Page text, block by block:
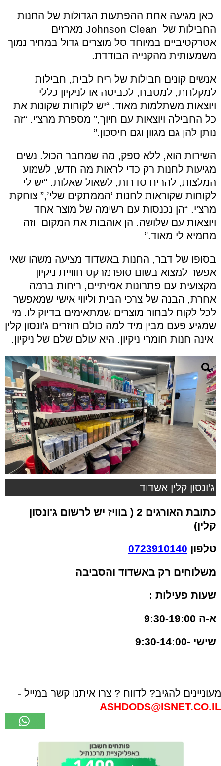
כאן מגיעה אחת ההפתעות הגדולות של החנות
החבילות של
מארזים
אטרקטיביים במיוחד סל מוצרים גדול במחיר נמוך
משמעותית מהקנייה הבודדת.
אנשים קונים חבילות של ריח לבית, חבילות
למקלחת, למטבח, לכביסה או לניקיון כללי
ויוצאות משתלמות מאוד. “יש לקוחות שקונות את
כל החבילה ויוצאות עם חיוך,” מספרת מרצ'י. “זה
נותן להן גם מגוון וגם חיסכון.”
השירות הוא, ללא ספק, מה שמחבר הכול. נשים
מגיעות לחנות רק כדי לראות מה חדש, לשמוע
המלצות, להריח סדרות, לשאול שאלות. “יש לי
לקוחות שקוראות לחנות ‘הממתקים שלי’,” צוחקת
מרצ'י. “הן נכנסות עם רשימה של מוצר אחד
ויוצאות עם שלושה. הן אוהבות את המקום וזה
מחמיא לי מאוד.”
בסופו של דבר, החנות באשדוד מציעה משהו שאי
אפשר למצוא בשום סופרמרקט חוויית ניקיון
מקצועית עם פתרונות אמיתיים, ריחות ברמה
אחרת, הבנה של צרכי הבית וליווי אישי שמאפשר
לכל לקוח לבחור מוצרים שמתאימים בדיוק לו. מי
שמגיע פעם מבין מיד למה כולם חוזרים ג'ונסון קלין
אינה חנות חומרי ניקיון. היא עולם שלם של ניקיון.
ג'ונסון קלין אשדוד
כתובת האורגים 2 ( בוויז יש לרשום ג'ונסון
קלין)
טלפון 0723910140
משלוחים רק באשדוד והסביבה
שעות פעילות :
א-ה 9:30-19:00
שישי -9:30-14:00
מעוניינים להגיב? לדווח ? צרו איתנו קשר במייל -
ASHDODS@ISNET.CO.IL